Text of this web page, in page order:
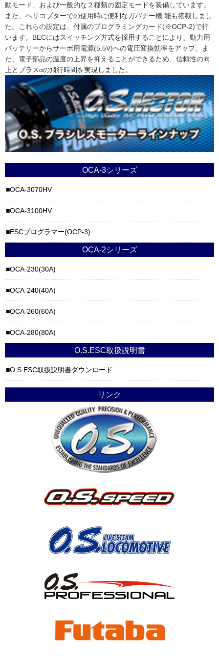
動モード、および一般的な２種類の固定モードを装備しています。
また、ヘリコプターでの使用時に便利なガバナー機 能も搭載しまし
た。これらの設定は、付属のプログラミングカード(※OCP-2)で行
います。BECにはスイッチング方式を採用することにより、動力用
バッテリーからサーボ用電源(5.5V)への電圧変換効率をアップ。ま
た、電子部品の温度の上昇を抑えることができるため、信頼性の向
上とプラスαの飛行時間を実現しました。
OCA-3シリーズ
OCA-3070HV
OCA-3100HV
ESCプログラマー(OCP-3)
OCA-2シリーズ
OCA-230(30A)
OCA-240(40A)
OCA-260(60A)
OCA-280(80A)
O.S.ESC取扱説明書
O.S.ESC取扱説明書ダウンロード
リンク